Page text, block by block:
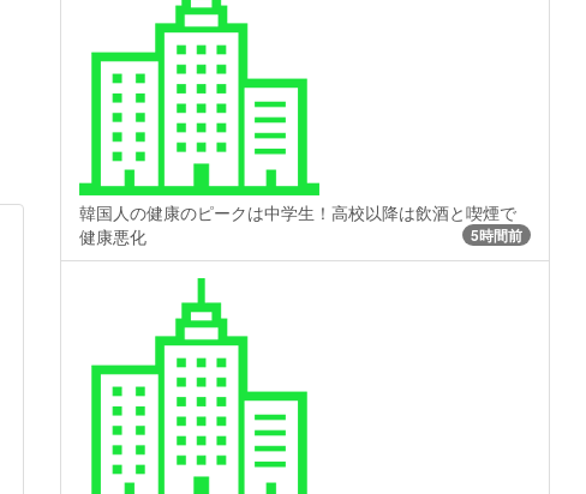
韓国人の健康のピークは中学生！高校以降は飲酒と喫煙で
健康悪化
5時間前